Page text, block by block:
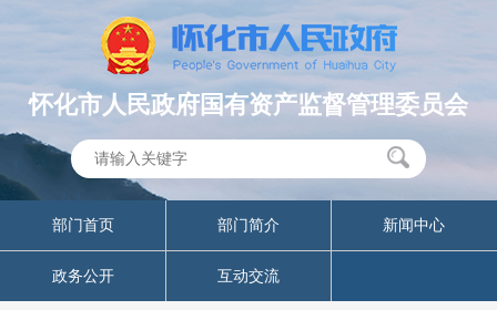
怀化市人民政府国有资产监督管理委员会
部门首页 部门简介 新闻中心
政务公开 互动交流